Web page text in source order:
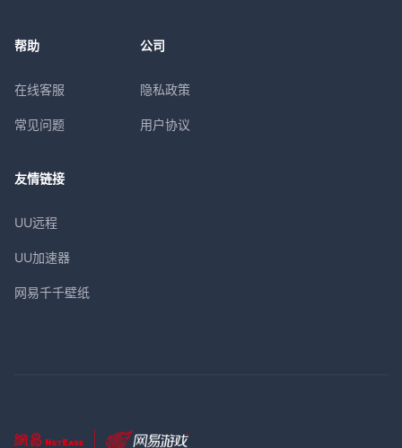
帮助
在线客服
常见问题
公司
隐私政策
用户协议
友情链接
UU远程
UU加速器
网易千千壁纸